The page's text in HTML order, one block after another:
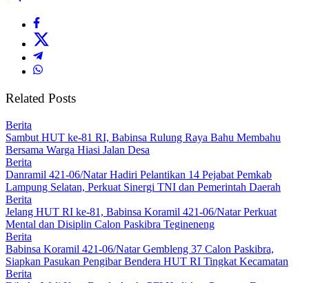
Related Posts
Berita
Sambut HUT ke-81 RI, Babinsa Rulung Raya Bahu Membahu
Bersama Warga Hiasi Jalan Desa
Berita
Danramil 421-06/Natar Hadiri Pelantikan 14 Pejabat Pemkab
Lampung Selatan, Perkuat Sinergi TNI dan Pemerintah Daerah
Berita
Jelang HUT RI ke-81, Babinsa Koramil 421-06/Natar Perkuat
Mental dan Disiplin Calon Paskibra Tegineneng
Berita
Babinsa Koramil 421-06/Natar Gembleng 37 Calon Paskibra,
Siapkan Pasukan Pengibar Bendera HUT RI Tingkat Kecamatan
Berita